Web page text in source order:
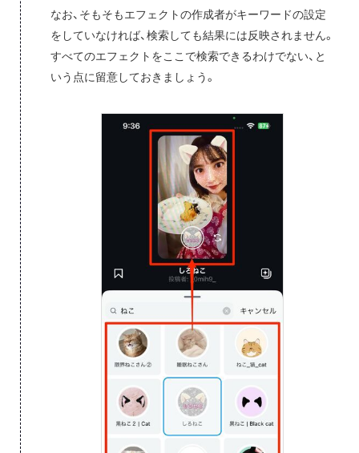
なお、そもそもエフェクトの作成者がキーワードの設定
をしていなければ、検索しても結果には反映されません。
すべてのエフェクトをここで検索できるわけでない、と
いう点に留意しておきましょう。